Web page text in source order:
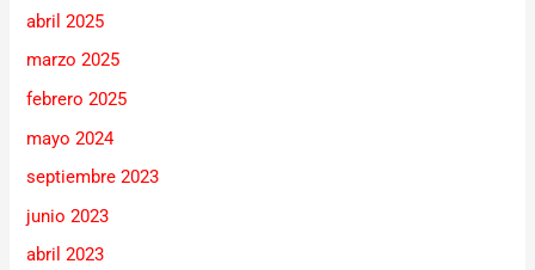
abril 2025
marzo 2025
febrero 2025
mayo 2024
septiembre 2023
junio 2023
abril 2023